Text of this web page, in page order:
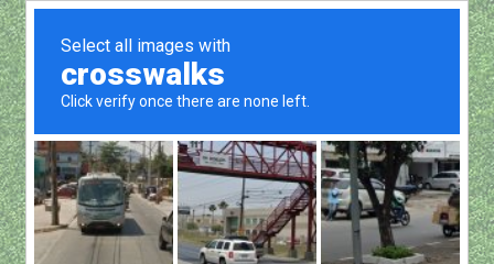
Show all